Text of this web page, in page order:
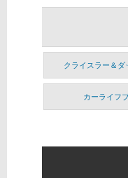
クライスラー＆ダ
カーライフ